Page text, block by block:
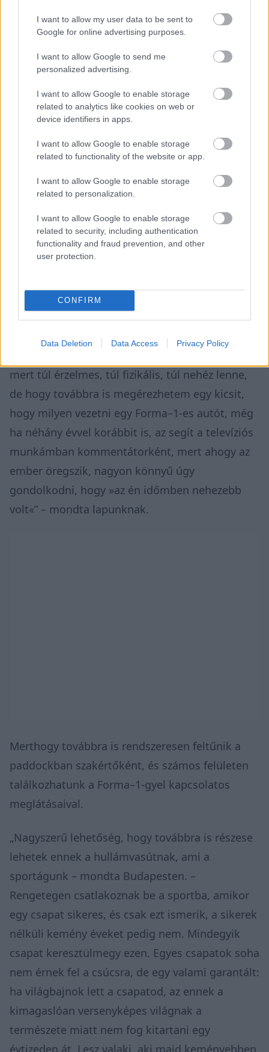
I want to allow my user data to be sent to
Google for online advertising purposes.
I want to allow Google to send me
personalized advertising.
I want to allow Google to enable storage
related to analytics like cookies on web or
device identifiers in apps.
I want to allow Google to enable storage
related to functionality of the website or app.
I want to allow Google to enable storage
related to personalization.
I want to allow Google to enable storage
related to security, including authentication
functionality and fraud prevention, and other
user protection.
CONFIRM
Data Deletion Data Access Privacy Policy
dobogón 62 alkalommal állt. Ilyen karrierrel a
háta mögött az is teljesen érthető lenne, ha
otthon szivarozna, ő azonban úgy látja, a
szórakozás mellett még hasznos is neki, hogy
rendszeresen vezeti valamelyik V8-as Red Bullt.
Az budapesti Red Bull Showeunon a Stefánia úton | Fotó: Balazs Palfi /
Red Bull Content Pool
mert túl érzelmes, túl fizikális, túl nehéz lenne,
de hogy továbbra is megérezhetem egy kicsit,
hogy milyen vezetni egy Forma–1-es autót, még
ha néhány évvel korábbit is, az segít a televíziós
munkámban kommentátorként, mert ahogy az
ember öregszik, nagyon könnyű úgy
gondolkodni, hogy »az én időmben nehezebb
volt«” – mondta lapunknak.
Merthogy továbbra is rendszeresen feltűnik a
paddockban szakértőként, és számos felületen
találkozhatunk a Forma–1-gyel kapcsolatos
meglátásaival.
„Nagyszerű lehetőség, hogy továbbra is részese
lehetek ennek a hullámvasútnak, ami a
sportágunk – mondta Budapesten. –
Rengetegen csatlakoznak be a sportba, amikor
egy csapat sikeres, és csak ezt ismerik, a sikerek
nélküli kemény éveket pedig nem. Mindegyik
csapat keresztülmegy ezen. Egyes csapatok soha
nem érnek fel a csúcsra, de egy valami garantált:
ha világbajnok lett a csapatod, az ennek a
kimagaslóan versenyképes világnak a
természete miatt nem fog kitartani egy